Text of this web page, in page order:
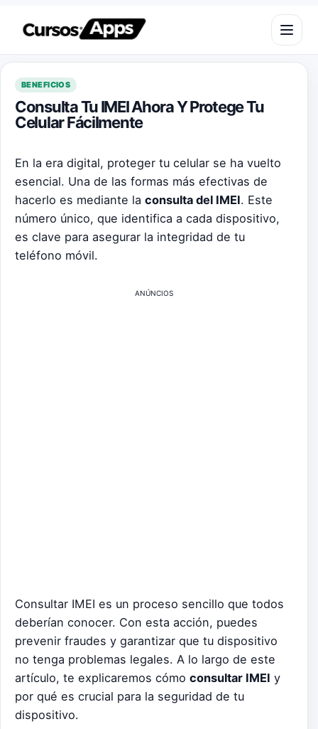
Saltar al contenido
Abrir
BENEFICIOS
Consulta Tu IMEI Ahora Y Protege Tu
Celular Fácilmente
En la era digital, proteger tu celular se ha vuelto
esencial. Una de las formas más efectivas de
hacerlo es mediante la consulta del IMEI. Este
número único, que identifica a cada dispositivo,
es clave para asegurar la integridad de tu
teléfono móvil.
ANÚNCIOS
Consultar IMEI es un proceso sencillo que todos
deberían conocer. Con esta acción, puedes
prevenir fraudes y garantizar que tu dispositivo
no tenga problemas legales. A lo largo de este
artículo, te explicaremos cómo consultar IMEI y
por qué es crucial para la seguridad de tu
dispositivo.